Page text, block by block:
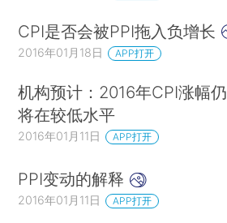
CPI是否会被PPI拖入负增长
2016年01月18日 APP打开
机构预计：2016年CPI涨幅仍
将在较低水平
2016年01月11日 APP打开
PPI变动的解释
2016年01月11日 APP打开